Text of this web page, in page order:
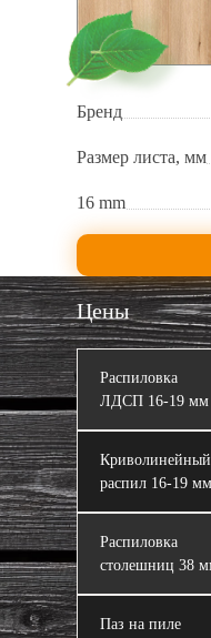
Бренд
Размер листа, мм
16 mm
Цены
Распиловка
ЛДСП 16‑19 мм
Криволинейный
распил 16‑19 мм
Распиловка
столешниц 38
Паз на пиле